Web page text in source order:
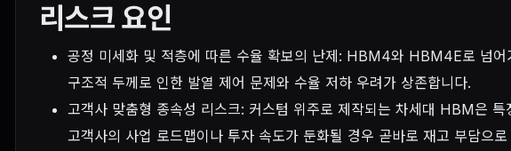
리스크 요인
공정 미세화 및 적층에 따른 수율 확보의 난제: HBM4와 HBM4E로 넘
구조적 두께로 인한 발열 제어 문제와 수율 저하 우려가 상존합니다.
고객사 맞춤형 종속성 리스크: 커스텀 위주로 제작되는 차세대 HBM은
고객사의 사업 로드맵이나 투자 속도가 둔화될 경우 곧바로 재고 부담으